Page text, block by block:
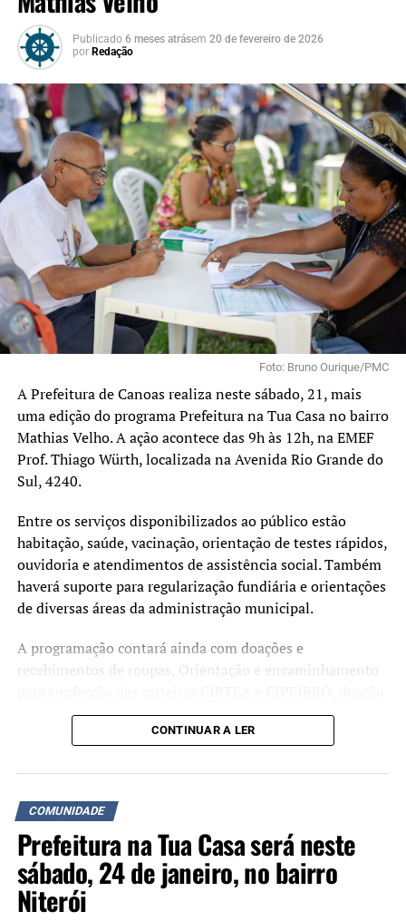
Publicado 6 meses atrásem 20 de fevereiro de 2026
por Redação
Foto: Bruno Ourique/PMC
A Prefeitura de Canoas realiza neste sábado, 21, mais
uma edição do programa Prefeitura na Tua Casa no bairro
Mathias Velho. A ação acontece das 9h às 12h, na EMEF
Prof. Thiago Würth, localizada na Avenida Rio Grande do
Sul, 4240.
Entre os serviços disponibilizados ao público estão
habitação, saúde, vacinação, orientação de testes rápidos,
ouvidoria e atendimentos de assistência social. Também
haverá suporte para regularização fundiária e orientações
de diversas áreas da administração municipal.
A programação contará ainda com doações e
recebimentos de roupas, Orientação e encaminhamento
de mudas, banco de oportunidades, coleta de recicláveis,
doação de livros, banco de oportunidades. Diversos
longo da manhã.
CONTINUAR A LER
COMUNIDADE
Prefeitura na Tua Casa será neste
sábado, 24 de janeiro, no bairro
Niterói